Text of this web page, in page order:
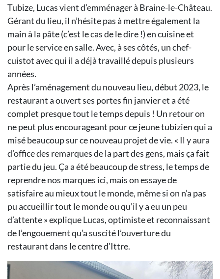
Tubize, Lucas vient d’emménager à Braine-le-Château.
Gérant du lieu, il n’hésite pas à mettre également la
main à la pâte (c’est le cas de le dire !) en cuisine et
pour le service en salle. Avec, à ses côtés, un chef-
cuistot avec qui il a déjà travaillé depuis plusieurs
années.
Après l’aménagement du nouveau lieu, début 2023, le
restaurant a ouvert ses portes fin janvier et a été
complet presque tout le temps depuis ! Un retour on
ne peut plus encourageant pour ce jeune tubizien qui a
misé beaucoup sur ce nouveau projet de vie. « Il y aura
d’office des remarques de la part des gens, mais ça fait
partie du jeu. Ça a été beaucoup de stress, le temps de
reprendre nos marques ici, mais on essaye de
satisfaire au mieux tout le monde, même si on n’a pas
pu accueillir tout le monde ou qu’il y a eu un peu
d’attente » explique Lucas, optimiste et reconnaissant
de l’engouement qu’a suscité l’ouverture du
restaurant dans le centre d’Ittre.